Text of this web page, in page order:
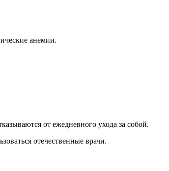
анемии.
от ежедневного ухода за собой.
отечественные врачи.